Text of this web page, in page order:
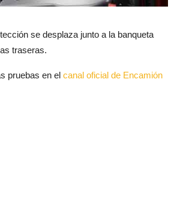
se desplaza junto a la banqueta
traseras.
pruebas en el canal oficial de Encamión